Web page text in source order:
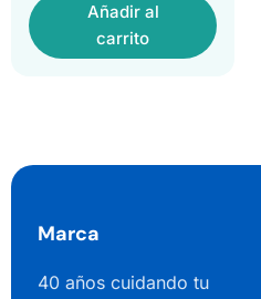
Añadir al
carrito
Marca
40 años cuidando tu